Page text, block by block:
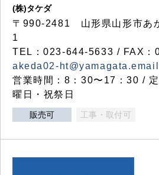
(株)タケダ
〒990-2481 山形県山形市あ
1
TEL：023-644-5633 / FAX：
akeda02-
営業時間：8：30〜17：30 /
曜日・祝祭日
販売可 工事・取付可